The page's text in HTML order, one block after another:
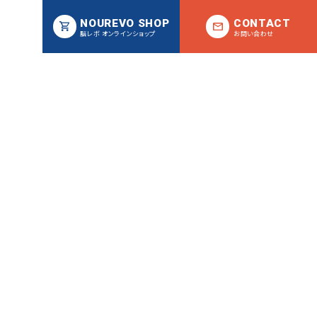
NOUREVO SHOP
脳レボ オンラインショップ
CONTACT
お問い合わせ